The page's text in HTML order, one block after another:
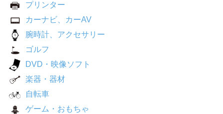
プリンター
カーナビ、カーAV
腕時計、アクセサリー
ゴルフ
DVD・映像ソフト
楽器・器材
自転車
ゲーム・おもちゃ